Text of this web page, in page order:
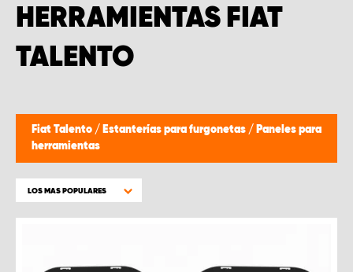
HERRAMIENTAS FIAT
TALENTO
Fiat Talento / Estanterías para furgonetas / Paneles para
herramientas
LOS MAS POPULARES